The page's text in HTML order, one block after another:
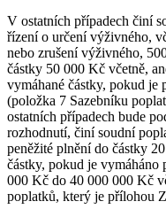
V ostatních případech činí
řízení o určení výživného,
nebo zrušení výživného,
částky 50 000 Kč včetně,
vymáhané částky, pokud je
(položka 7 Sazebníku
ostatních případech bude
rozhodnutí, činí soudní
peněžité plnění do částky
částky, pokud je vymáháno
000 Kč do 40 000 000 Kč
poplatků, který je přílohou